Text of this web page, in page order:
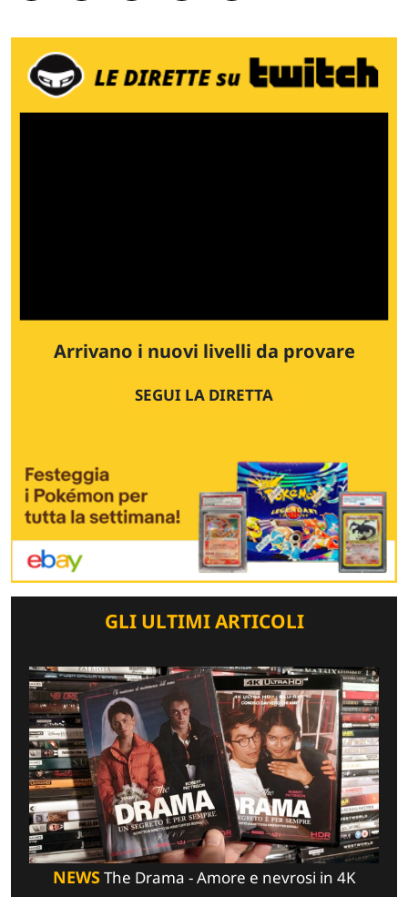
Arrivano i nuovi livelli da provare
SEGUI LA DIRETTA
GLI ULTIMI ARTICOLI
NEWSThe Drama - Amore e nevrosi in 4K